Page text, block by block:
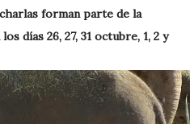
forman parte de la
días 26, 27, 31 octubre, 1, 2 y